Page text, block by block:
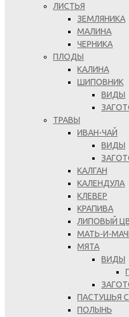
ЛИСТЬЯ
ЗЕМЛЯНИКА
МАЛИНА
ЧЕРНИКА
ПЛОДЫ
КАЛИНА
ШИПОВНИК
ВИДЫ
ТРАВЫ
ИВАН-ЧАЙ
ВИДЫ
КАЛГАН
КАЛЕНДУЛА
КЛЕВЕР
КРАПИВА
ЛИПОВЫЙ
МАТЬ-И-
МЯТА
ВИДЫ
ПАСТУШЬЯ
ПОЛЫНЬ